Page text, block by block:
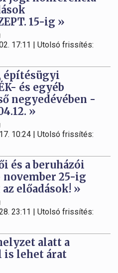
15-ig »
17:11 | Utolsó frissítés:
építésügyi
és egyéb
negyedévében -
»
10:24 | Utolsó frissítés:
és a beruházói
25-ig
előadások! »
23:11 | Utolsó frissítés:
alatt a
is lehet árat